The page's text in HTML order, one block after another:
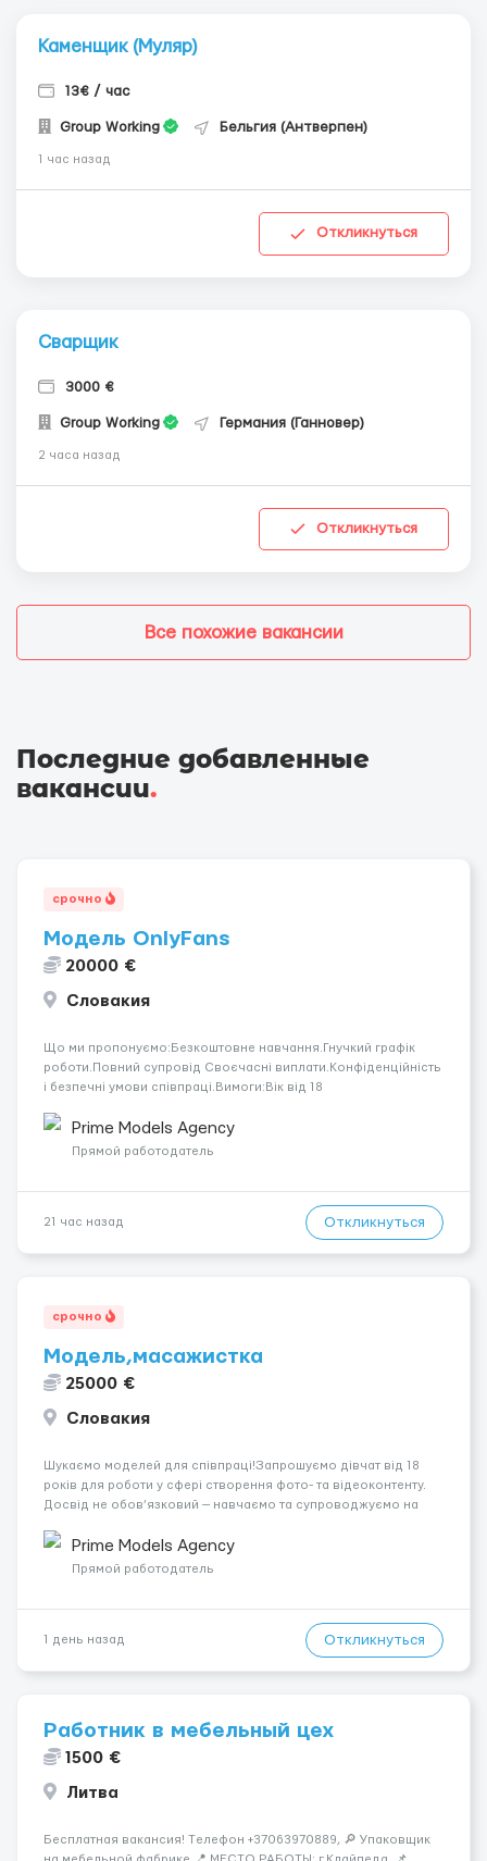
Каменщик (Муляр)
13€ / час
Group Working Бельгия (Антверпен)
1 час назад
Откликнуться
Сварщик
3000 €
Group Working Германия (Ганновер)
2 часа назад
Откликнуться
Все похожие вакансии
Последние добавленные
вакансии.
срочно
Модель OnlyFans
20000 €
Словакия
Що ми пропонуємо:Безкоштовне навчання.Гнучкий графік
роботи.Повний супровід Своєчасні виплати.Конфіденційність
і безпечні умови співпраці.Вимоги:Вік від 18
розвиватися.Досвід не обов’язковий.Якщо вас зацікавила
вакансія — залишайте відгук, і ми зв’яжемося ...
Prime Models Agency
Прямой работодатель
21 час назад Откликнуться
срочно
Модель,масажистка
25000 €
Словакия
Шукаємо моделей для співпраці!Запрошуємо дівчат від 18
років для роботи у сфері створення фото- та відеоконтенту.
Досвід не обов’язковий — навчаємо та супроводжуємо на
конфіденційність і професійну підтримку. Працюємо офіційно,
поважаємо особ...
Prime Models Agency
Прямой работодатель
1 день назад Откликнуться
Работник в мебельный цех
1500 €
Литва
Бесплатная вакансия! Tелефон +37063970889, 🔎 Упаковщик